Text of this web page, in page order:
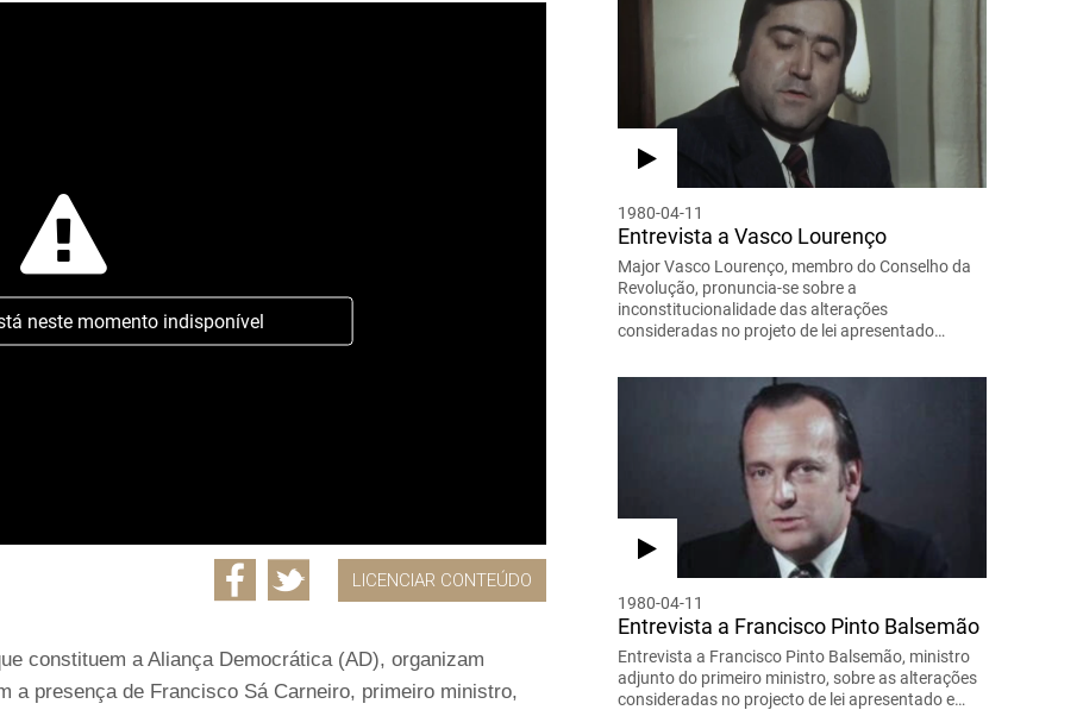
neste momento indisponível
LICENCIAR CONTEÚDO
constituem a Aliança Democrática (AD), organizam
a presença de Francisco Sá Carneiro, primeiro ministro,
1980-04-11
Entrevista a Vasco Lourenço
Major Vasco Lourenço, membro do Conselho da
Revolução, pronuncia-se sobre a
inconstitucionalidade das alterações
consideradas no projeto de lei apresentado…
1980-04-11
Entrevista a Francisco Pinto Balsemão
Entrevista a Francisco Pinto Balsemão, ministro
adjunto do primeiro ministro, sobre as alterações
consideradas no projecto de lei apresentado e…